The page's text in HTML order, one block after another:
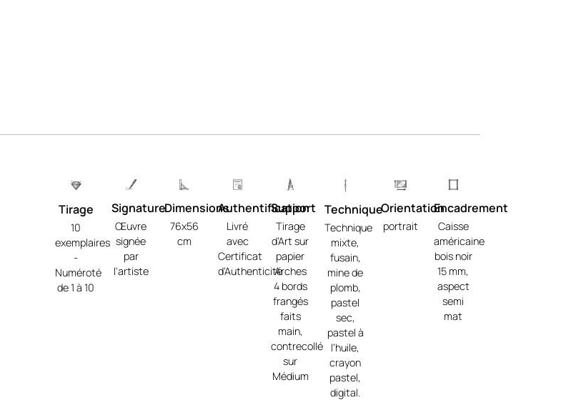
Tirage
10
exemplaires
-
Numéroté
de 1 à 10
Signature
Œuvre
signée
par
l'artiste
Dimensions
76x56
cm
Authentification
Livré
avec
Certificat
d'Authenticité
Support
Tirage
d’Art sur
papier
Arches
4 bords
frangés
faits
main,
contrecollé
sur
Médium
Technique
Technique
mixte,
fusain,
mine de
plomb,
pastel
sec,
pastel à
l’huile,
crayon
pastel,
digital.
Orientation
portrait
Encadrement
Caisse
américaine
bois noir
15 mm,
aspect
semi
mat